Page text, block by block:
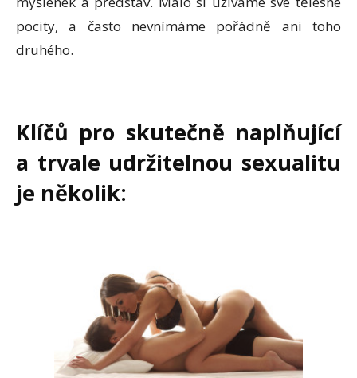
pocity, a často nevnímáme pořádně ani toho
druhého.
Klíčů pro skutečně naplňující
a trvale udržitelnou sexualitu
je několik: